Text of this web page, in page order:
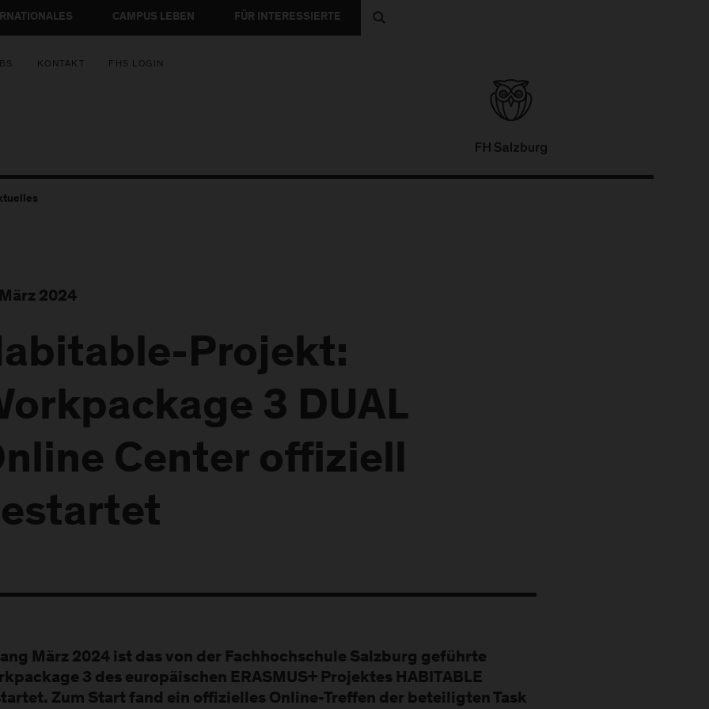
CAMPUS LEBEN FÜR INTERESSIERTE
KONTAKT FHS LOGIN
2024
Projekt:
3 DUAL
Center offiziell
März 2024 ist das von der Fachhochschule Salzburg geführte
3 des europäischen ERASMUS+ Projektes HABITABLE
Zum Start fand ein offizielles Online-Treffen der beteiligten Task